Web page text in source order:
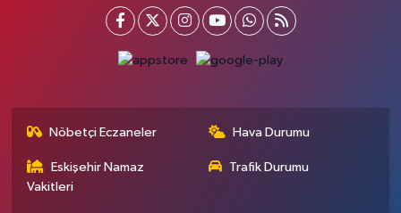
Nöbetçi Eczaneler Hava Durumu
Eskişehir Namaz
Vakitleri
Trafik Durumu